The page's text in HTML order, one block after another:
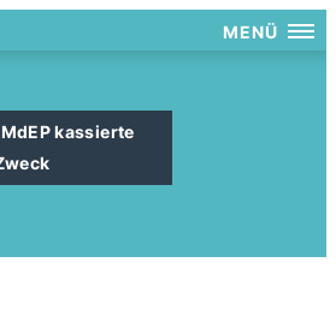
MENÜ
kassierte